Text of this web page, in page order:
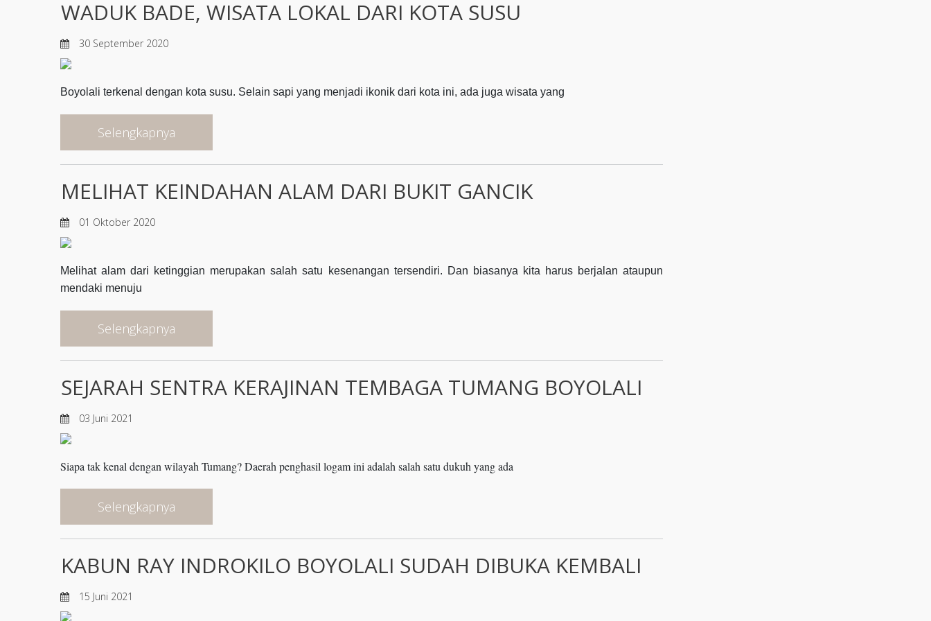
WADUK BADE, WISATA LOKAL DARI KOTA SUSU
30 September 2020
Boyolali terkenal dengan kota susu. Selain sapi yang menjadi ikonik dari kota ini, ada juga wisata yang
Selengkapnya
MELIHAT KEINDAHAN ALAM DARI BUKIT GANCIK
01 Oktober 2020
Melihat alam dari ketinggian merupakan salah satu kesenangan tersendiri. Dan biasanya kita harus berjalan ataupun
mendaki menuju
Selengkapnya
SEJARAH SENTRA KERAJINAN TEMBAGA TUMANG BOYOLALI
03 Juni 2021
Siapa tak kenal dengan wilayah Tumang? Daerah penghasil logam ini adalah salah satu dukuh yang ada
Selengkapnya
KABUN RAY INDROKILO BOYOLALI SUDAH DIBUKA KEMBALI
15 Juni 2021